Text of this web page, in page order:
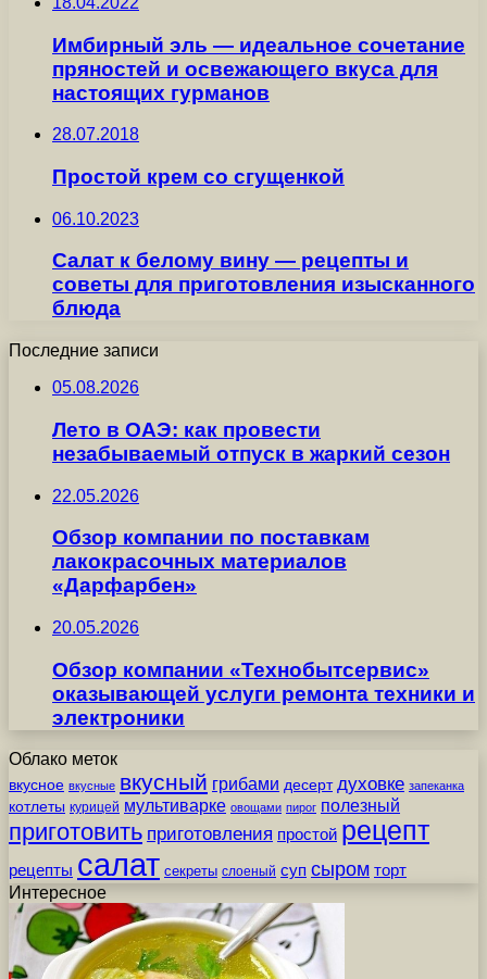
Имбирный эль — идеальное сочетание
пряностей и освежающего вкуса для
настоящих гурманов
28.07.2018
Простой крем со сгущенкой
06.10.2023
Салат к белому вину — рецепты и
советы для приготовления изысканного
блюда
Последние записи
05.08.2026
Лето в ОАЭ: как провести
незабываемый отпуск в жаркий сезон
22.05.2026
Обзор компании по поставкам
лакокрасочных материалов
«Дарфарбен»
20.05.2026
Обзор компании «Технобытсервис»
оказывающей услуги ремонта техники и
электроники
Облако меток
вкусное вкусные вкусный грибами десерт духовке запеканка
котлеты курицей мультиварке овощами пирог полезный
приготовить приготовления простой рецепт
рецепты салат секреты слоеный суп сыром торт
Интересное